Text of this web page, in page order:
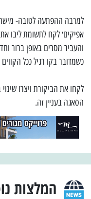
למרבה ההפתעה לטובה-
אפיקים׳ לקח לתשומת ליבו
והעביר מסרים באופן ברור
כשמדובר בקו רגיל ככל
לקחו את הביקורת ויצרו
הסאגה בעניין זה.
המלצות